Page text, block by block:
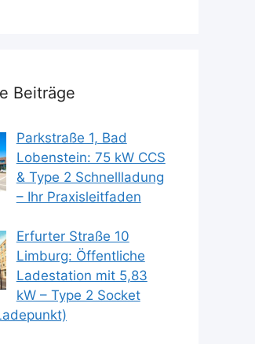
Beiträge
Parkstraße 1, Bad
Lobenstein: 75 kW CCS
& Type 2 Schnellladung
– Ihr Praxisleitfaden
Erfurter Straße 10
Limburg: Öffentliche
Ladestation mit 5,83
kW – Type 2 Socket